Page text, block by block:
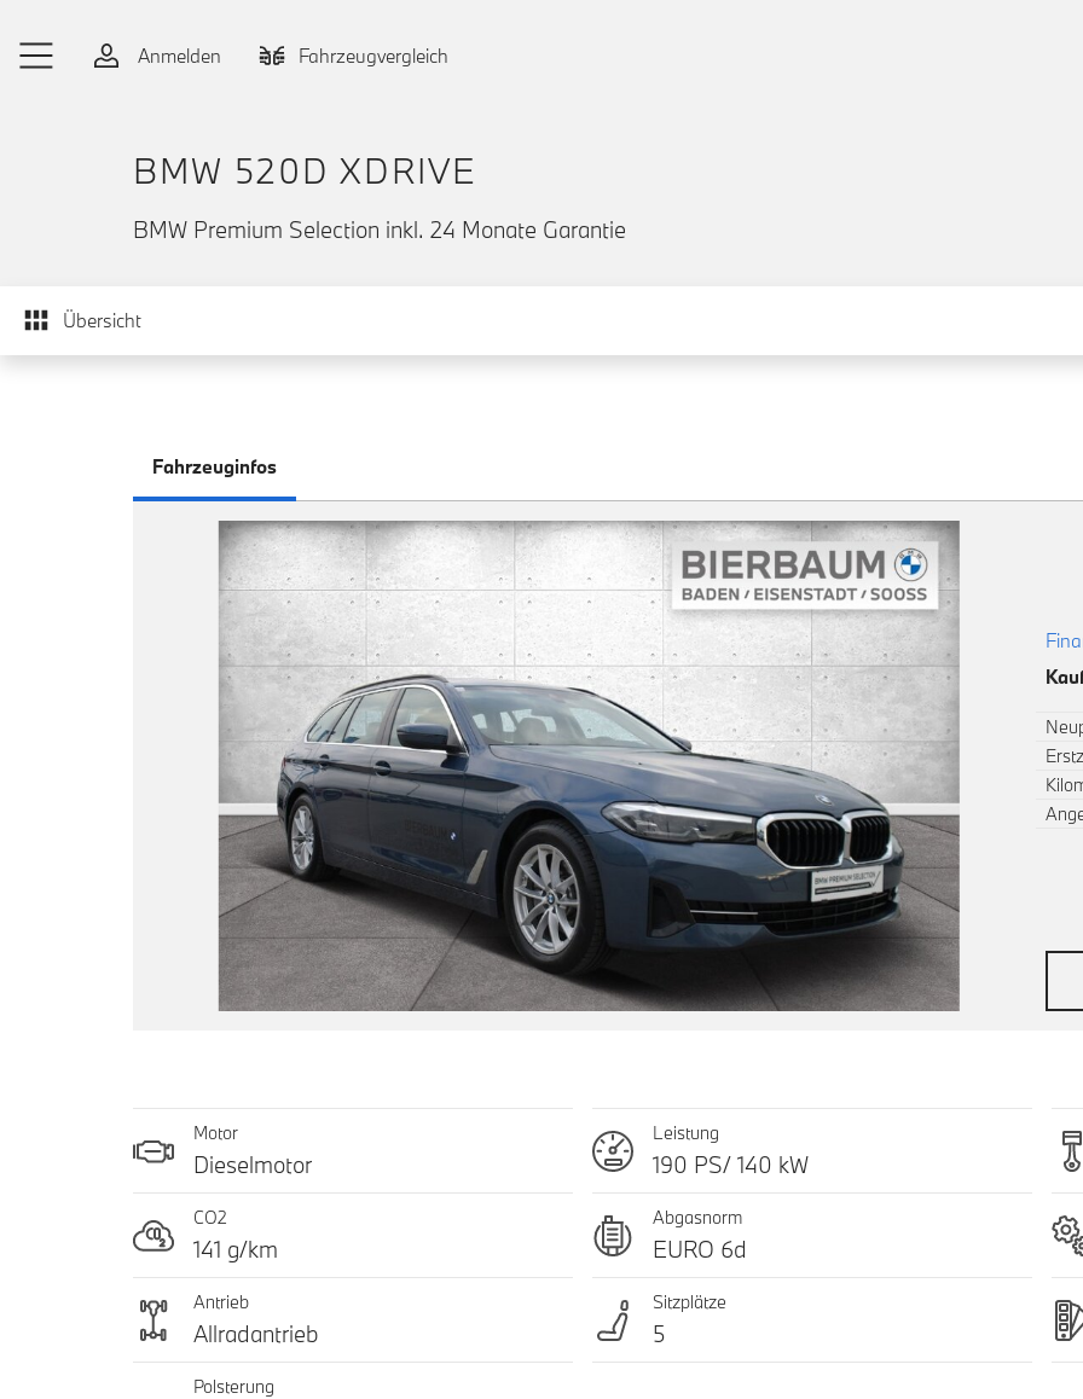
Anmelden
Fahrzeugvergleich
BMW 520D XDRIVE
BMW Premium Selection inkl. 24 Monate Garantie
Übersicht
Fahrzeuginfos
Motor
Dieselmotor
Leistung
190 PS/ 140 kW
CO2
141 g/km
Abgasnorm
EURO 6d
Antrieb
Allradantrieb
Sitzplätze
5
Polsterung